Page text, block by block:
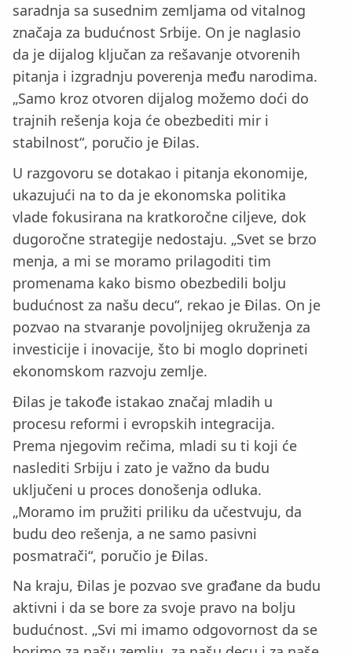
saradnja sa susednim zemljama od vitalnog
značaja za budućnost Srbije. On je naglasio
da je dijalog ključan za rešavanje otvorenih
pitanja i izgradnju poverenja među narodima.
„Samo kroz otvoren dijalog možemo doći do
trajnih rešenja koja će obezbediti mir i
stabilnost“, poručio je Đilas.
U razgovoru se dotakao i pitanja ekonomije,
ukazujući na to da je ekonomska politika
vlade fokusirana na kratkoročne ciljeve, dok
dugoročne strategije nedostaju. „Svet se brzo
menja, a mi se moramo prilagoditi tim
promenama kako bismo obezbedili bolju
budućnost za našu decu“, rekao je Đilas. On je
pozvao na stvaranje povoljnijeg okruženja za
investicije i inovacije, što bi moglo doprineti
ekonomskom razvoju zemlje.
Đilas je takođe istakao značaj mladih u
procesu reformi i evropskih integracija.
Prema njegovim rečima, mladi su ti koji će
naslediti Srbiju i zato je važno da budu
uključeni u proces donošenja odluka.
„Moramo im pružiti priliku da učestvuju, da
budu deo rešenja, a ne samo pasivni
posmatrači“, poručio je Đilas.
Na kraju, Đilas je pozvao sve građane da budu
aktivni i da se bore za svoje pravo na bolju
budućnost. „Svi mi imamo odgovornost da se